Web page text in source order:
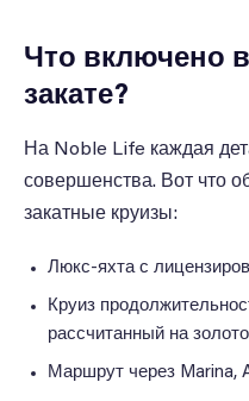
Что включено
закате?
На Noble Life каждая
совершенства. Вот что
закатные круизы:
Люкс-яхта с
Круиз
рассчитанный на
Маршрут через Marina,